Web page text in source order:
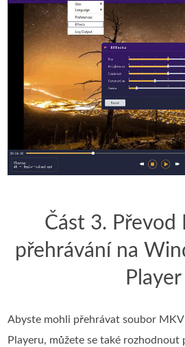
Část 3. Převod
přehrávání na
Player
Abyste mohli přehrávat soubor
Playeru, můžete se také